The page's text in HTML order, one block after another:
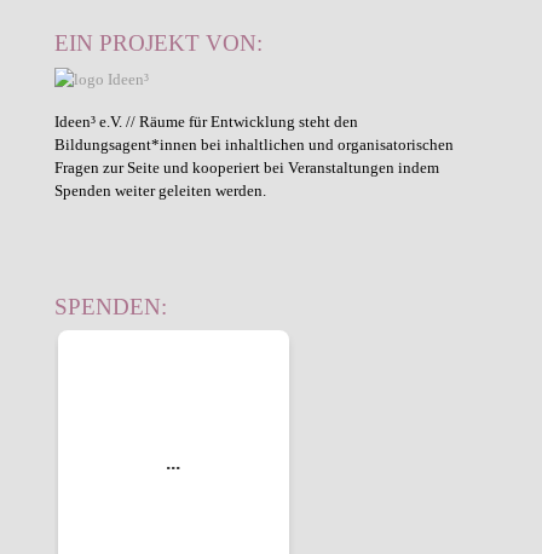
EIN PROJEKT VON:
Ideen³ e.V. // Räume für Entwicklung steht den
Bildungsagent*innen bei inhaltlichen und organisatorischen
Fragen zur Seite und kooperiert bei Veranstaltungen indem
Spenden weiter geleiten werden.
SPENDEN: